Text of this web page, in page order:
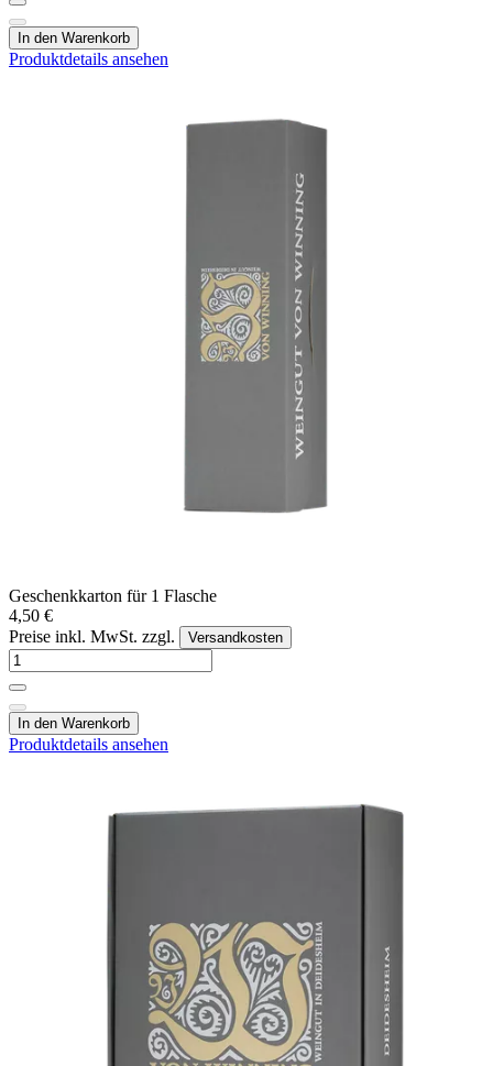
In den Warenkorb
Produktdetails ansehen
Geschenkkarton für 1 Flasche
4,50 €
Preise inkl. MwSt. zzgl.
Versandkosten
In den Warenkorb
Produktdetails ansehen